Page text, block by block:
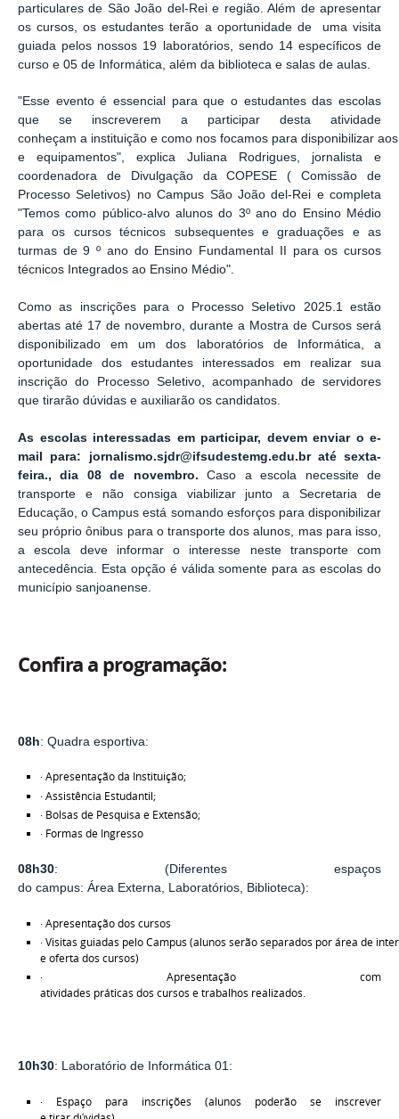
particulares de São João del-Rei e região. Além de apresentar
os cursos, os estudantes terão a oportunidade de uma visita
guiada pelos nossos 19 laboratórios, sendo 14 específicos de
curso e 05 de Informática, além da biblioteca e salas de aulas.
"Esse evento é essencial para que o estudantes das escolas
que se inscreverem a participar desta atividade
conheçam a instituição e como nos focamos para disponibilizar
e equipamentos", explica Juliana Rodrigues, jornalista e
coordenadora de Divulgação da COPESE ( Comissão de
Processo Seletivos) no Campus São João del-Rei e completa
"Temos como público-alvo alunos do 3º ano do Ensino Médio
para os cursos técnicos subsequentes e graduações e as
turmas de 9 º ano do Ensino Fundamental II para os cursos
técnicos Integrados ao Ensino Médio".
Como as inscrições para o Processo Seletivo 2025.1 estão
abertas até 17 de novembro, durante a Mostra de Cursos será
disponibilizado em um dos laboratórios de Informática, a
oportunidade dos estudantes interessados em realizar sua
inscrição do Processo Seletivo, acompanhado de servidores
que tirarão dúvidas e auxiliarão os candidatos.
As escolas interessadas em participar, devem enviar o e-
mail para: jornalismo.sjdr@ifsudestemg.edu.br até sexta-
feira., dia 08 de novembro. Caso a escola necessite de
transporte e não consiga viabilizar junto a Secretaria de
Educação, o Campus está somando esforços para disponibilizar
seu próprio ônibus para o transporte dos alunos, mas para isso,
a escola deve informar o interesse neste transporte com
antecedência. Esta opção é válida somente para as escolas do
município sanjoanense.
Confira a programação:
08h: Quadra esportiva:
· Apresentação da Instituição;
· Assistência Estudantil;
· Bolsas de Pesquisa e Extensão;
· Formas de Ingresso
08h30: (Diferentes espaços
do campus: Área Externa, Laboratórios, Biblioteca):
· Apresentação dos cursos
· Visitas guiadas pelo Campus (alunos serão separados por área de
e oferta dos cursos)
· Apresentação com
atividades práticas dos cursos e trabalhos realizados.
10h30: Laboratório de Informática 01:
· Espaço para inscrições (alunos poderão se inscrever